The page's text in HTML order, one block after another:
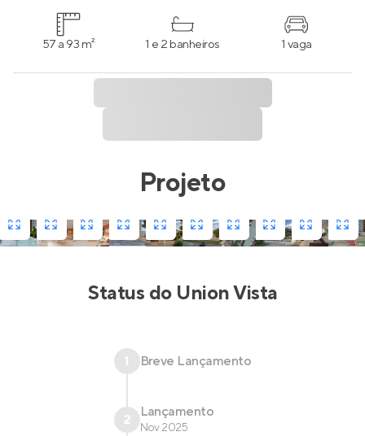
57 a 93 m² 1 e 2 banheiros 1 vaga
Projeto
Status do Union Vista
1 Breve Lançamento
2 Lançamento
Nov 2025